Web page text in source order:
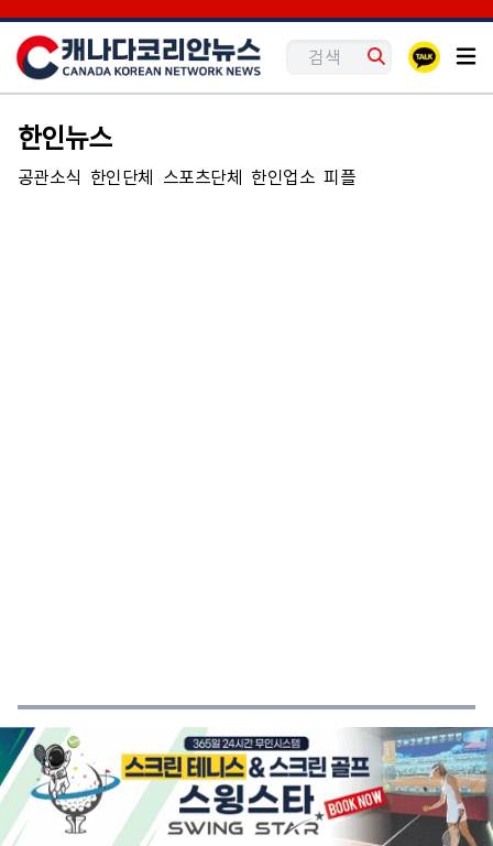
한인뉴스
공관소식 한인단체 스포츠단체 한인업소 피플